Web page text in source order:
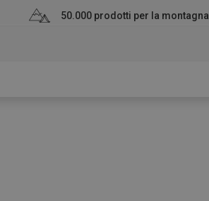
50.000 prodotti per la montagna